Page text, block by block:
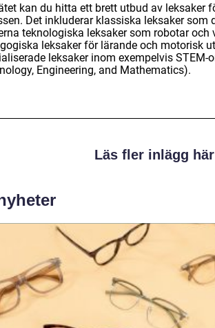
kan du hitta ett brett utbud av leksaker
Det inkluderar klassiska leksaker som
teknologiska leksaker som robotar och
leksaker för lärande och motorisk
leksaker inom exempelvis STEM-
Engineering, and Mathematics).
Läs fler inlägg här